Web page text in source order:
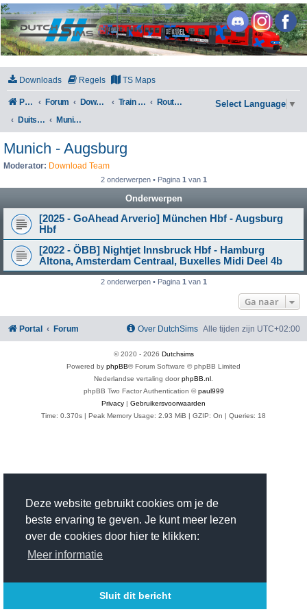
Deze website gebruikt cookies om je de
beste ervaring te geven. Je kunt meer lezen
over de cookies door hier te klikken:
Meer informatie
Sluit dit bericht
DutchSims
Downloads Regels TS Maps
Portal Forum Downloads Train Simulator Classic
Routes en Scenarios
Duitsland
Munich - Augsburg
Select Language ▼
Munich - Augsburg
Moderator: Download Team
2 onderwerpen • Pagina 1 van 1
Onderwerpen
[2025 - GoAhead Arverio] München Hbf - Augsburg
Hbf
[2022 - ÖBB] Nightjet Innsbruck Hbf - Hamburg
Altona, Amsterdam Centraal, Buxelles Midi Deel 4b
2 onderwerpen • Pagina 1 van 1
Ga naar
Portal Forum Alle tijden zijn UTC+02:00
Over DutchSims
© 2020 - 2026 Dutchsims
Powered by phpBB® Forum Software © phpBB Limited
Nederlandse vertaling doorphpBB.nl
phpBB Two Factor Authentication ©paul999
Privacy | Gebruikersvoorwaarden
Time: 0.370s | Peak Memory Usage: 2.93 MiB | GZIP: On | Queries: 18